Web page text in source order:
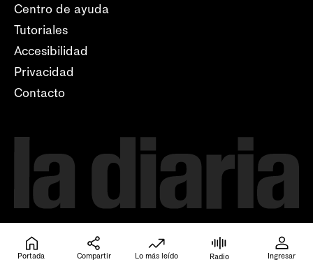
Centro de ayuda
Tutoriales
Accesibilidad
Privacidad
Contacto
Portada Compartir Lo más leído Radio Ingresar